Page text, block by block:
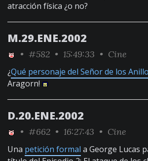
atracción física ¿o no?
M.29.ENE.2002
• #582 • 15:49:33 • Cine
¿Qué personaje del Señor de los
Aragorn!
D.20.ENE.2002
• #662 • 16:27:43 • Cine
Una petición formal a George Lucas